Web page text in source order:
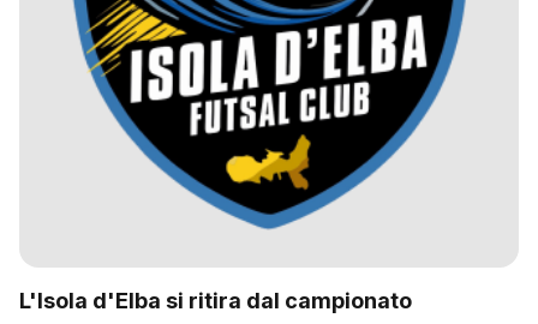
L'Isola d'Elba si ritira dal campionato